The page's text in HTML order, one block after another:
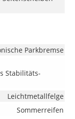
Parkbremse
Stabilitäts-
Leichtmetallfelge
Sommerreifen